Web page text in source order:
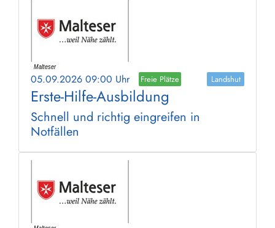
05.09.2026 09:00 Uhr Freie Plätze Landshut
Erste-Hilfe-Ausbildung
Schnell und richtig eingreifen in
Notfällen